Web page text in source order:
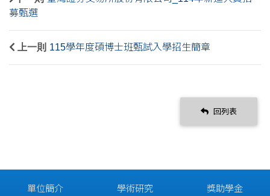
募甄選
上一則 115學年度碩博士班甄試入學招生簡章
回列表
單位簡介 學術研究 獎助學金